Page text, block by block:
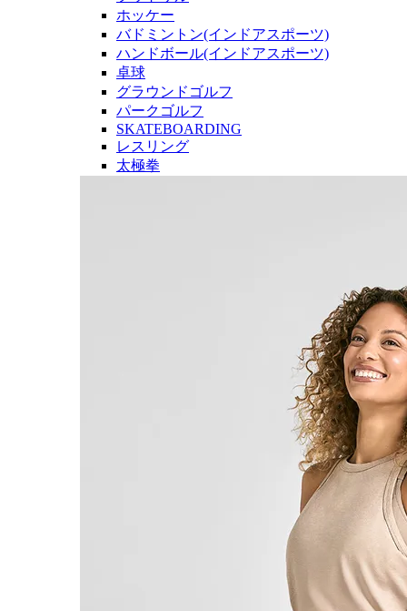
ホッケー
バドミントン(インドアスポーツ)
ハンドボール(インドアスポーツ)
卓球
グラウンドゴルフ
パークゴルフ
SKATEBOARDING
レスリング
太極拳